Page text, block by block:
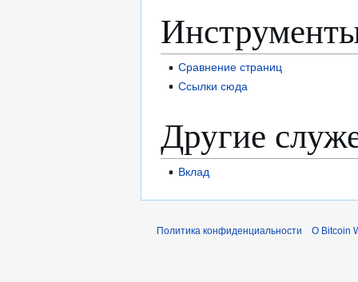
Сравнение страниц
Ссылки сюда
Другие
Вклад
Политика конфиденциальности О Bitcoin